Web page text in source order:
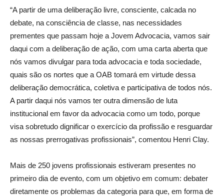
“A partir de uma deliberação livre, consciente, calcada no
debate, na consciência de classe, nas necessidades
prementes que passam hoje a Jovem Advocacia, vamos sair
daqui com a deliberação de ação, com uma carta aberta que
nós vamos divulgar para toda advocacia e toda sociedade,
quais são os nortes que a OAB tomará em virtude dessa
deliberação democrática, coletiva e participativa de todos nós.
A partir daqui nós vamos ter outra dimensão de luta
institucional em favor da advocacia como um todo, porque
visa sobretudo dignificar o exercício da profissão e resguardar
as nossas prerrogativas profissionais”, comentou Henri Clay.
Mais de 250 jovens profissionais estiveram presentes no
primeiro dia de evento, com um objetivo em comum: debater
diretamente os problemas da categoria para que, em forma de